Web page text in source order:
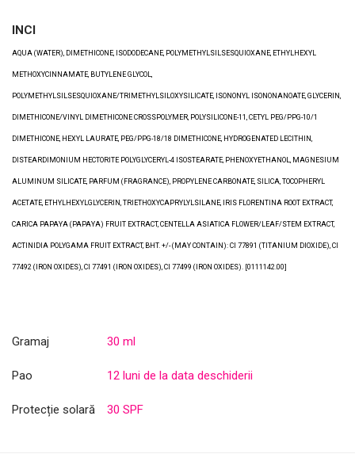
INCI
AQUA (WATER), DIMETHICONE, ISODODECANE, POLYMETHYLSILSESQUIOXANE, ETHYLHEXYL
METHOXYCINNAMATE, BUTYLENE GLYCOL,
POLYMETHYLSILSESQUIOXANE/TRIMETHYLSILOXYSILICATE, ISONONYL ISONONANOATE, GLYCERIN,
DIMETHICONE/VINYL DIMETHICONE CROSSPOLYMER, POLYSILICONE-11, CETYL PEG/PPG-10/1
DIMETHICONE, HEXYL LAURATE, PEG/PPG-18/18 DIMETHICONE, HYDROGENATED LECITHIN,
DISTEARDIMONIUM HECTORITE POLYGLYCERYL-4 ISOSTEARATE, PHENOXYETHANOL, MAGNESIUM
ALUMINUM SILICATE, PARFUM (FRAGRANCE), PROPYLENE CARBONATE, SILICA, TOCOPHERYL
ACETATE, ETHYLHEXYLGLYCERIN, TRIETHOXYCAPRYLYLSILANE, IRIS FLORENTINA ROOT EXTRACT,
CARICA PAPAYA (PAPAYA) FRUIT EXTRACT, CENTELLA ASIATICA FLOWER/LEAF/STEM EXTRACT,
ACTINIDIA POLYGAMA FRUIT EXTRACT, BHT. +/- (MAY CONTAIN): CI 77891 (TITANIUM DIOXIDE), CI
77492 (IRON OXIDES), CI 77491 (IRON OXIDES), CI 77499 (IRON OXIDES). [0111142.00]
Gramaj 30 ml
Pao 12 luni de la data deschiderii
Protecție solară 30 SPF